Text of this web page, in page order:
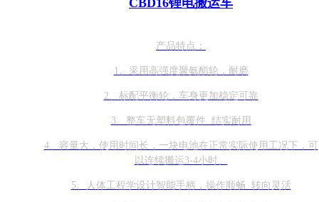
产品特点：
1、采用高强度聚氨酯轮，耐磨
2、标配平衡轮，车身更加稳定可靠
3、整车无塑料包覆件 结实耐用
4、容量大，使用时间长，一块电池在正常实际使用工况下，可
以连续搬运3-4小时。
5、人体工程学设计智能手柄，操作顺畅 转向灵活